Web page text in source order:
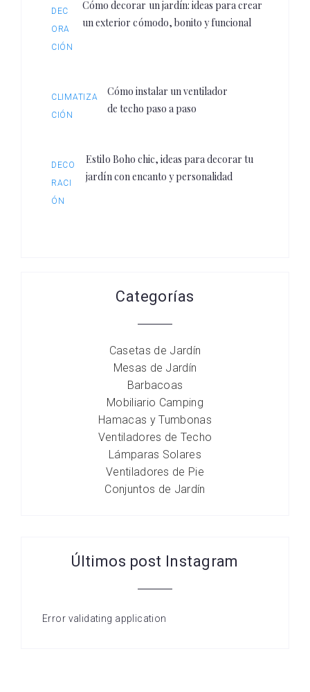
DEC
ORA
CIÓN
Cómo decorar un jardín: ideas para crear
un exterior cómodo, bonito y funcional
CLIMATIZA
CIÓN
Cómo instalar un ventilador
de techo paso a paso
DECO
RACI
ÓN
Estilo Boho chic, ideas para decorar tu
jardín con encanto y personalidad
Categorías
Casetas de Jardín
Mesas de Jardín
Barbacoas
Mobiliario Camping
Hamacas y Tumbonas
Ventiladores de Techo
Lámparas Solares
Ventiladores de Pie
Conjuntos de Jardín
Últimos post Instagram
Error validating application